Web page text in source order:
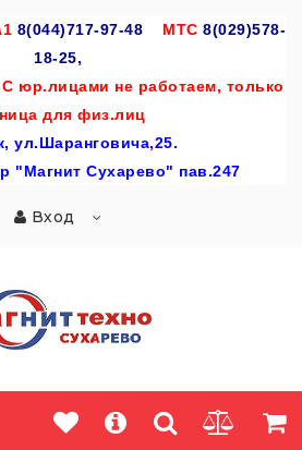
8(044)717-97-48 МТС 8(029)578-
18-25,
С юр.лицами не работаем, только
для физ.лиц
ул.Шаранговича,25.
"Магнит Сухарево" пав.247
Вход